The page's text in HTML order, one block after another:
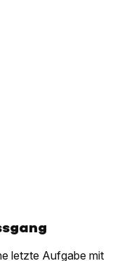
letzte Aufgabe mit